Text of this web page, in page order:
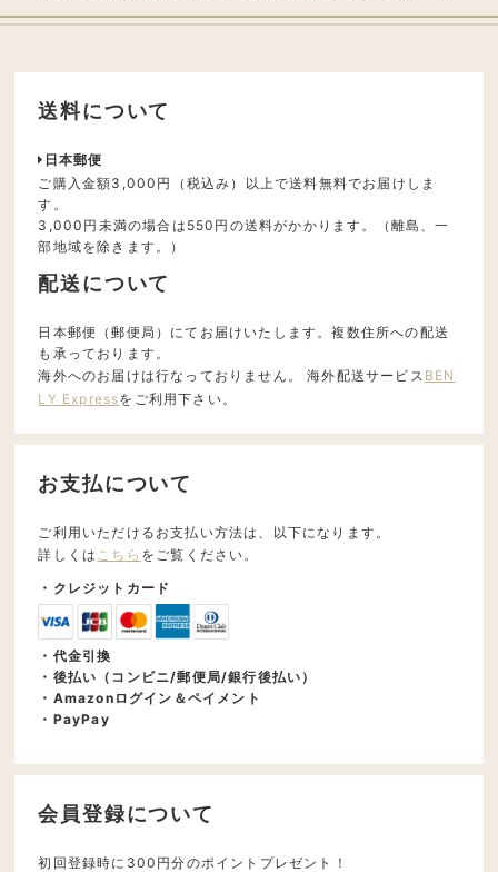
送料について
日本郵便
ご購入金額3,000円（税込み）以上で送料無料でお届けしま
す。
3,000円未満の場合は550円の送料がかかります。（離島、一
部地域を除きます。）
配送について
日本郵便（郵便局）にてお届けいたします。複数住所への配送
も承っております。
海外へのお届けは行なっておりません。 海外配送サービス BEN
LY Expressをご利用下さい。
お支払について
ご利用いただけるお支払い方法は、以下になります。
詳しくは こちら をご覧ください。
・クレジットカード
・代金引換
・後払い（コンビニ/郵便局/銀行後払い）
・Amazonログイン＆ペイメント
・PayPay
会員登録について
初回登録時に300円分のポイントプレゼント！